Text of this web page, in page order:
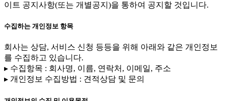
이트 공지사항(또는 개별공지)을 통하여 공지할 것입니다.
수집하는 개인정보 항목
회사는 상담, 서비스 신청 등등을 위해 아래와 같은 개인정보
를 수집하고 있습니다.
▸ 수집항목 : 회사명, 이름, 연락처, 이메일, 주소
▸ 개인정보 수집방법 : 견적상담 및 문의